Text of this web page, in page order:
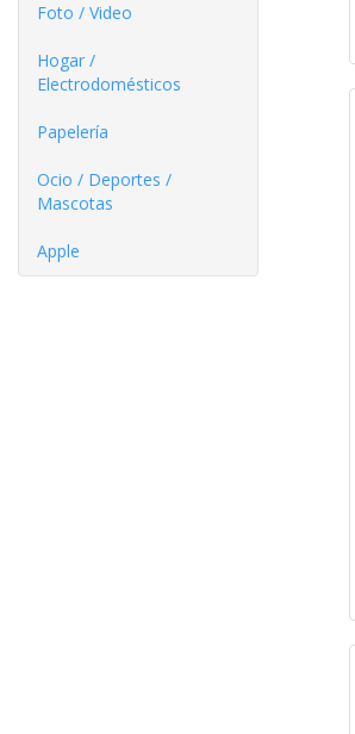
Foto / Video
Hogar /
Electrodomésticos
Papelería
Ocio / Deportes /
Mascotas
Apple